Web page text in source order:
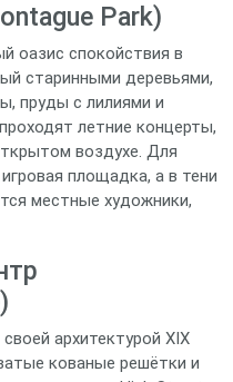
Park)
оазис спокойствия в
старинными деревьями,
пруды с лилиями и
летние концерты,
воздухе. Для
площадка, а в тени
местные художники,
архитектурой XIX
кованые решётки и